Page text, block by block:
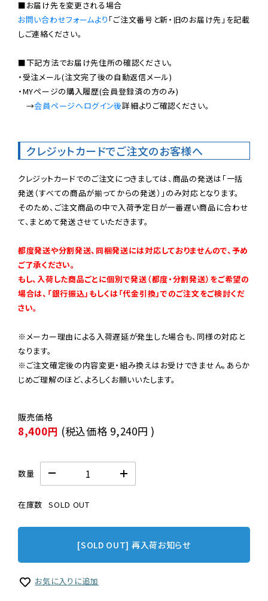
お問い合わせフォームより 「ご注文番号と新・旧のお届け先」を記載
しご連絡ください。
■下記方法でお届け先住所の確認ください。
・受注メール(注文完了後の自動返信メール)
・MYページの購入履歴(会員登録済の方のみ)
→会員ページへログイン後詳細よりご確認ください。
クレジットカードでご注文のお客様へ
クレジットカードでのご注文につきましては、商品の発送は「一括
発送（すべての商品が揃ってからの発送）」のみ対応となります。
そのため、ご注文商品の中で入荷予定日が一番遅い商品に合わせ
て、まとめて発送させていただきます。
都度発送や分割発送、同梱発送には対応しておりませんので、予め
ご了承ください。
もし、入荷した商品ごとに個別で発送（都度・分割発送）をご希望の
場合は、「銀行振込」もしくは「代金引換」でのご注文をご検討くだ
さい。
※メーカー理由による入荷遅延が発生した場合も、同様の対応と
なります。
※ご注文確定後の内容変更・組み換えはお受けできません。あらか
じめご理解のほど、よろしくお願いいたします。
8,400円 (税込価格 9,240円 )
数量
在庫数 SOLD OUT
[SOLD OUT] 再入荷お知らせ
お気に入りに追加